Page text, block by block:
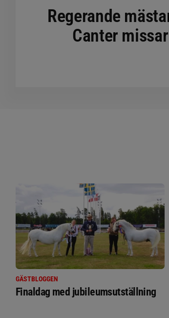
Regerande
Canter
GÄSTBLOGGEN
Finaldag med jubileumsutställning